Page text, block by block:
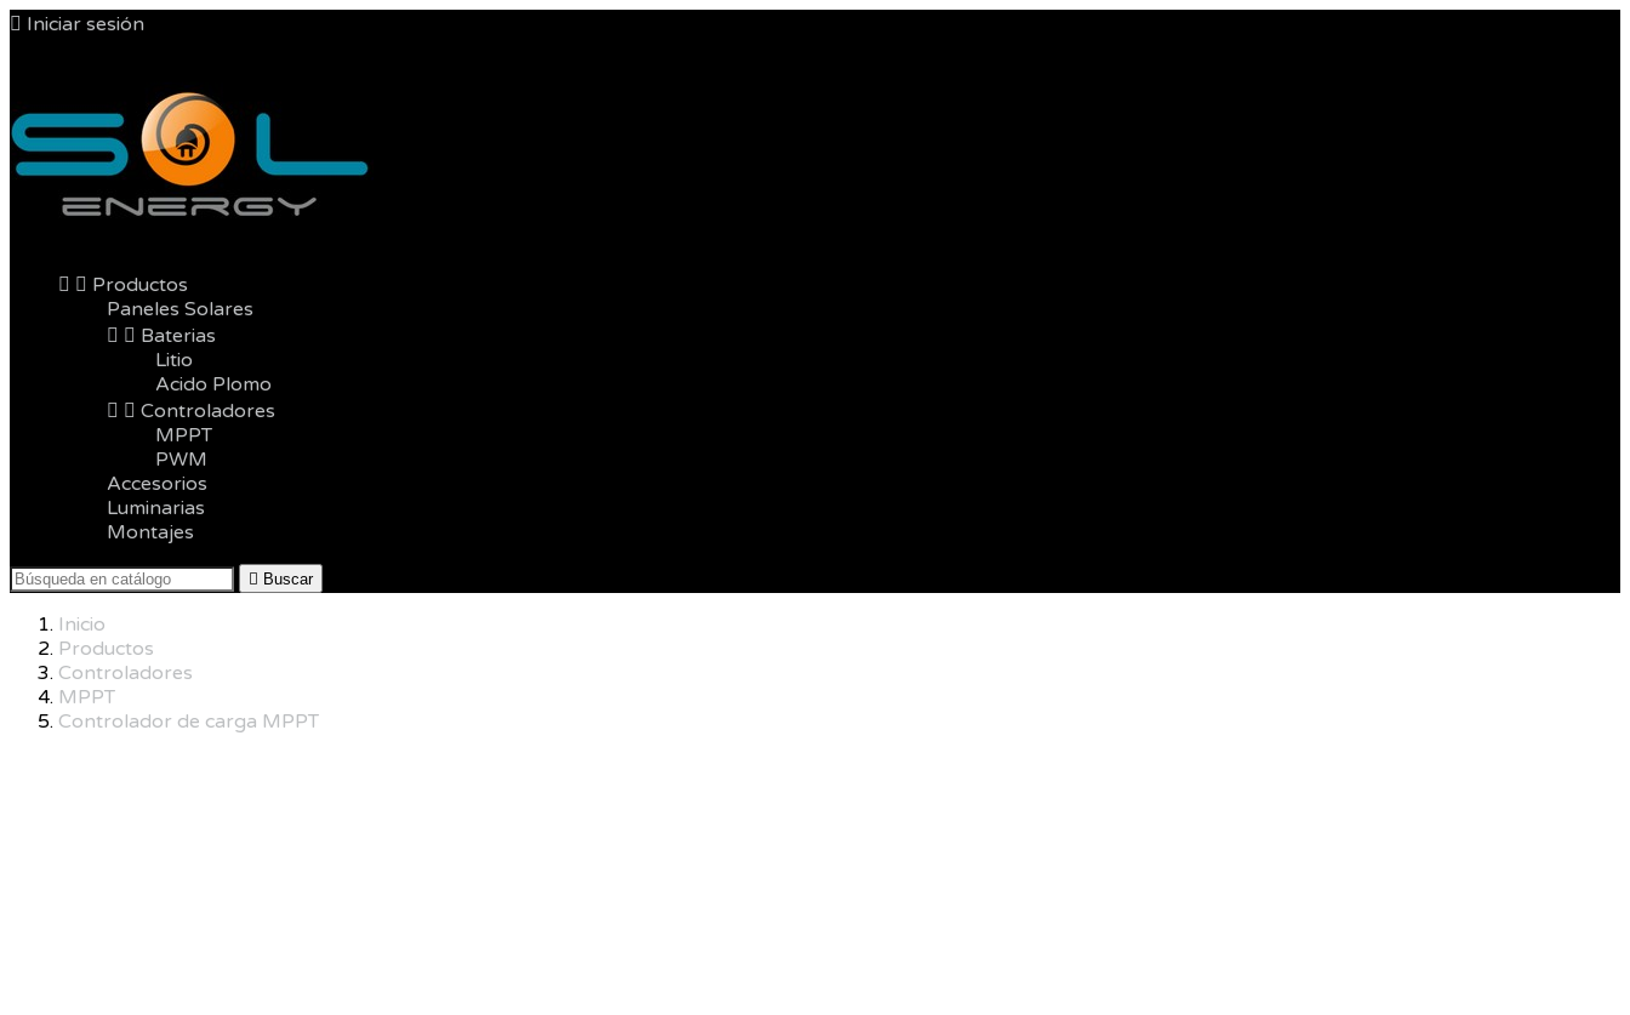
 Iniciar sesión
  Productos
Paneles Solares
  Baterias
Litio
Acido Plomo
  Controladores
MPPT
PWM
Accesorios
Luminarias
Montajes
 Buscar
Inicio
Productos
Controladores
MPPT
Controlador de carga MPPT